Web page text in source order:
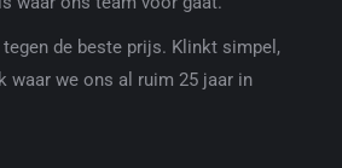
de beste prijs. Klinkt simpel,
waar we ons al ruim 25 jaar in